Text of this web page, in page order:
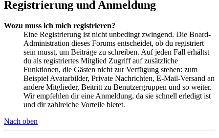
Registrierung und Anmeldung
Wozu muss ich mich registrieren?
Eine Registrierung ist nicht unbedingt zwingend. Die Board-
Administration dieses Forums entscheidet, ob du registriert
sein musst, um Beiträge zu schreiben. Auf jeden Fall erhältst
du als registriertes Mitglied Zugriff auf zusätzliche
Funktionen, die Gästen nicht zur Verfügung stehen: zum
Beispiel Avatarbilder, Private Nachrichten, E-Mail-Versand an
andere Mitglieder, Beitritt zu Benutzergruppen und so weiter.
Wir empfehlen dir eine Anmeldung, da sie schnell erledigt ist
und dir zahlreiche Vorteile bietet.
Nach oben